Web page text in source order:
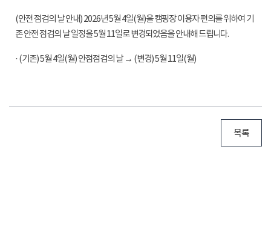
(안전 점검의 날 안내) 2026년 5월 4일(월)을 캠핑장 이용자 편의를 위하여 기
존 안전 점검의 날 일정을 5월 11일로 변경되었음을 안내해 드립니다.
· (기존) 5월 4일(월) 안점점검의 날 → (변경) 5월 11일(월)
목록